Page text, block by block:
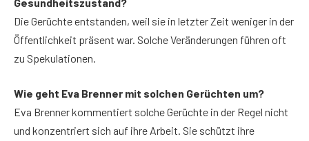
Die Gerüchte entstanden, weil sie in letzter Zeit weniger in der
Öffentlichkeit präsent war. Solche Veränderungen führen oft
zu Spekulationen.
Wie geht Eva Brenner mit solchen Gerüchten um?
Eva Brenner kommentiert solche Gerüchte in der Regel nicht
und konzentriert sich auf ihre Arbeit. Sie schützt ihre